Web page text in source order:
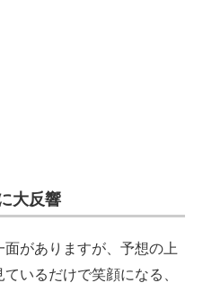
大反響
がありますが、予想の上
いるだけで笑顔になる、